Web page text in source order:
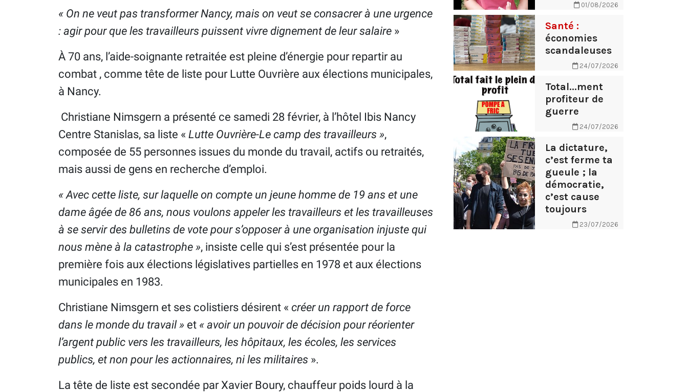
« On ne veut pas transformer Nancy, mais on veut se consacrer à une urgence
: agir pour que les travailleurs puissent vivre dignement de leur salaire »
À 70 ans, l’aide-soignante retraitée est pleine d’énergie pour repartir au
combat , comme tête de liste pour Lutte Ouvrière aux élections municipales,
à Nancy.
Christiane Nimsgern a présenté ce samedi 28 février, à l’hôtel Ibis Nancy
Centre Stanislas, sa liste « Lutte Ouvrière-Le camp des travailleurs »,
composée de 55 personnes issues du monde du travail, actifs ou retraités,
mais aussi de gens en recherche d’emploi.
« Avec cette liste, sur laquelle on compte un jeune homme de 19 ans et une
dame âgée de 86 ans, nous voulons appeler les travailleurs et les travailleuses
à se servir des bulletins de vote pour s’opposer à une organisation injuste qui
nous mène à la catastrophe », insiste celle qui s’est présentée pour la
première fois aux élections législatives partielles en 1978 et aux élections
municipales en 1983.
Christiane Nimsgern et ses colistiers désirent « créer un rapport de force
dans le monde du travail » et « avoir un pouvoir de décision pour réorienter
l’argent public vers les travailleurs, les hôpitaux, les écoles, les services
publics, et non pour les actionnaires, ni les militaires ».
La tête de liste est secondée par Xavier Boury, chauffeur poids lourd à la
01/08/2026
Santé :
économies
scandaleuses
24/07/2026
Total...ment
profiteur de
guerre
24/07/2026
La dictature,
c’est ferme ta
gueule ; la
démocratie,
c’est cause
toujours
23/07/2026